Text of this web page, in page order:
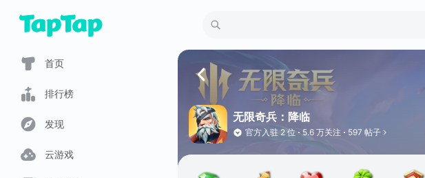
首页
排行榜
发现
云游戏
无限奇兵：降临
官方入驻2 位 5.6 万关注 597 帖子